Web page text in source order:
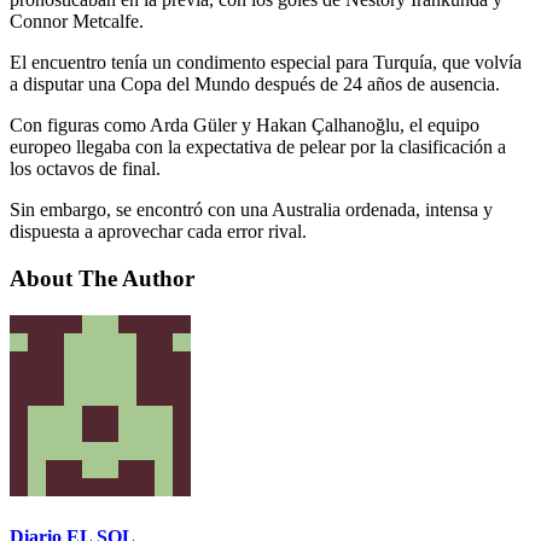
Connor Metcalfe.
El encuentro tenía un condimento especial para Turquía, que volvía
a disputar una Copa del Mundo después de 24 años de ausencia.
Con figuras como Arda Güler y Hakan Çalhanoğlu, el equipo
europeo llegaba con la expectativa de pelear por la clasificación a
los octavos de final.
Sin embargo, se encontró con una Australia ordenada, intensa y
dispuesta a aprovechar cada error rival.
About The Author
Diario EL SOL